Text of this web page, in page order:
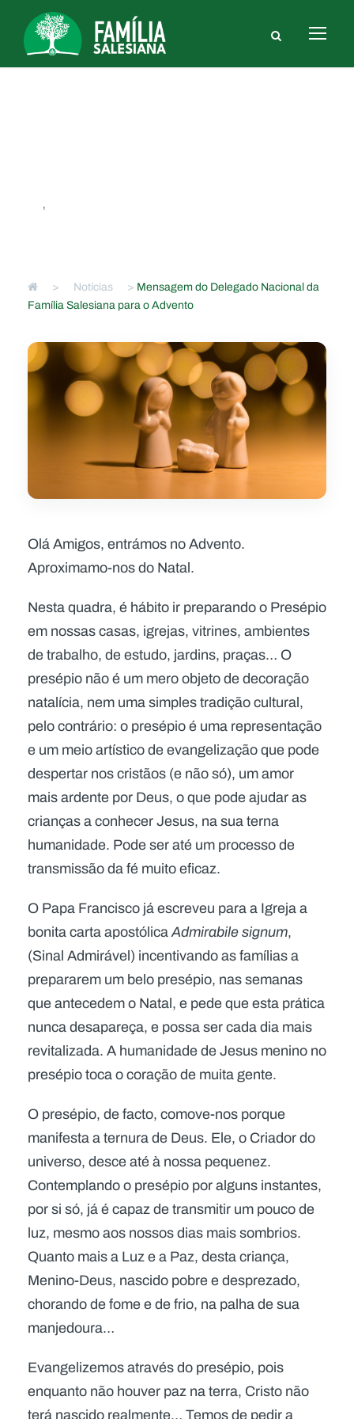
,
> Notícias > Mensagem do Delegado Nacional da
Família Salesiana para o Advento
Olá Amigos, entrámos no Advento.
Aproximamo-nos do Natal.
Nesta quadra, é hábito ir preparando o Presépio
em nossas casas, igrejas, vitrines, ambientes
de trabalho, de estudo, jardins, praças… O
presépio não é um mero objeto de decoração
natalícia, nem uma simples tradição cultural,
pelo contrário: o presépio é uma representação
e um meio artístico de evangelização que pode
despertar nos cristãos (e não só), um amor
mais ardente por Deus, o que pode ajudar as
crianças a conhecer Jesus, na sua terna
humanidade. Pode ser até um processo de
transmissão da fé muito eficaz.
O Papa Francisco já escreveu para a Igreja a
bonita carta apostólicaAdmirabile signum,
(Sinal Admirável) incentivando as famílias a
prepararem um belo presépio, nas semanas
que antecedem o Natal, e pede que esta prática
nunca desapareça, e possa ser cada dia mais
revitalizada. A humanidade de Jesus menino no
presépio toca o coração de muita gente.
O presépio, de facto, comove-nos porque
manifesta a ternura de Deus. Ele, o Criador do
universo, desce até à nossa pequenez.
Contemplando o presépio por alguns instantes,
por si só, já é capaz de transmitir um pouco de
luz, mesmo aos nossos dias mais sombrios.
Quanto mais a Luz e a Paz, desta criança,
Menino-Deus, nascido pobre e desprezado,
chorando de fome e de frio, na palha de sua
manjedoura…
Evangelizemos através do presépio, pois
enquanto não houver paz na terra, Cristo não